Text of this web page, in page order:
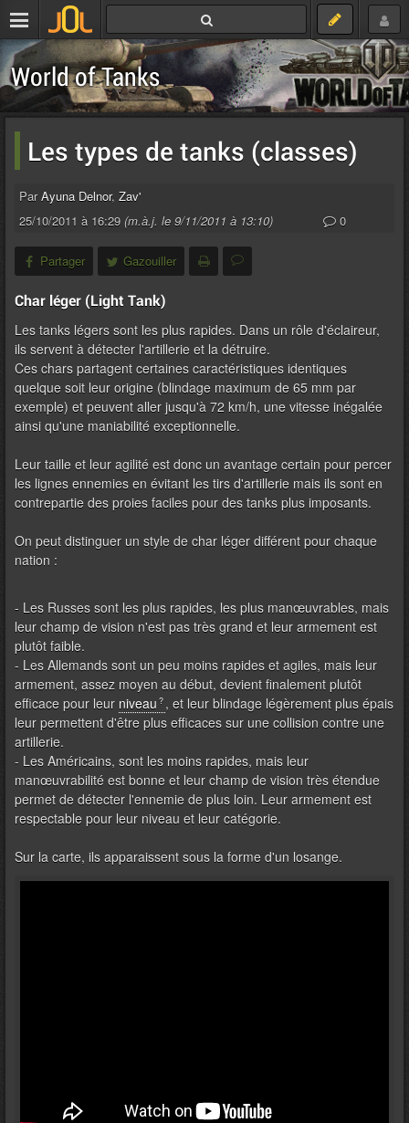
World of Tanks
Les types de tanks (classes)
ParAyuna Delnor, Zav'
25/10/2011 à 16:29 (m.à.j. le 9/11/2011 à 13:10) 0
Partager Gazouiller
Char léger (Light Tank)
Les tanks légers sont les plus rapides. Dans un rôle d'éclaireur,
ils servent à détecter l'artillerie et la détruire.
Ces chars partagent certaines caractéristiques identiques
quelque soit leur origine (blindage maximum de 65 mm par
exemple) et peuvent aller jusqu'à 72 km/h, une vitesse inégalée
ainsi qu'une maniabilité exceptionnelle.
Leur taille et leur agilité est donc un avantage certain pour percer
les lignes ennemies en évitant les tirs d'artillerie mais ils sont en
contrepartie des proies faciles pour des tanks plus imposants.
On peut distinguer un style de char léger différent pour chaque
nation :
- Les Russes sont les plus rapides, les plus manœuvrables, mais
leur champ de vision n'est pas très grand et leur armement est
plutôt faible.
- Les Allemands sont un peu moins rapides et agiles, mais leur
armement, assez moyen au début, devient finalement plutôt
efficace pour leur niveau , et leur blindage légèrement plus épais
leur permettent d'être plus efficaces sur une collision contre une
artillerie.
- Les Américains, sont les moins rapides, mais leur
manœuvrabilité est bonne et leur champ de vision très étendue
permet de détecter l'ennemie de plus loin. Leur armement est
respectable pour leur niveau et leur catégorie.
Sur la carte, ils apparaissent sous la forme d'un losange.